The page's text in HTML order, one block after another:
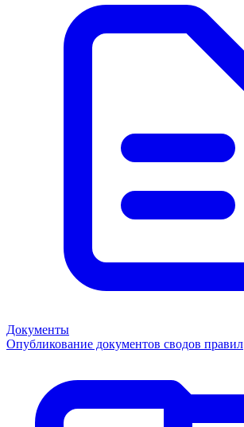
Документы
Опубликование документов сводов правил